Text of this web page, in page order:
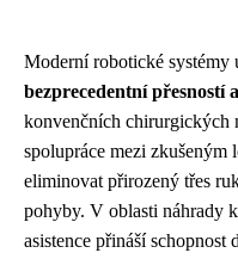
Moderní robotické
bezprecedentní přesností
konvenčních chirurgických
spolupráce mezi zkušeným
eliminovat přirozený třes
pohyby. V oblasti náhrady
asistence přináší